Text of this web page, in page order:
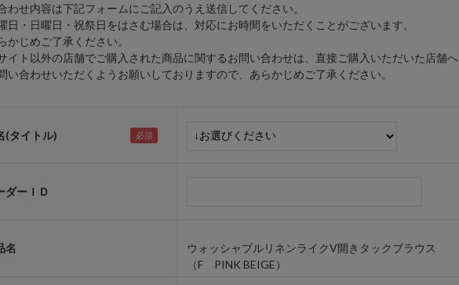
わせ内容は下記フォームにご記入のうえ送信してください。
・日曜日・祝祭日をはさむ場合は、対応にお時間をいただくことがございます。
じめご了承ください。
ト以外の店舗でご購入された商品に関するお問い合わせは、直接ご購入いただいた店舗へ
合わせいただくようお願いしておりますので、あらかじめご了承ください。
(タイトル)
ダーＩＤ
名
ウォッシャブルリネンライクV開きタックブラウス
（F PINK BEIGE）